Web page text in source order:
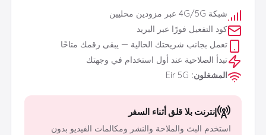
شبكة 4G/5G عبر مزودين محليين
كود التفعيل فورًا عبر البريد
تعمل بجانب شريحتك الحالية — يبقى رقمك متاحًا
تبدأ الصلاحية عند أول استخدام في وجهتك
المشغلون:
Eir 5G
إنترنت بلا قلق أثناء السفر
استخدم البث والملاحة والنشر ومكالمات الفيديو بدون